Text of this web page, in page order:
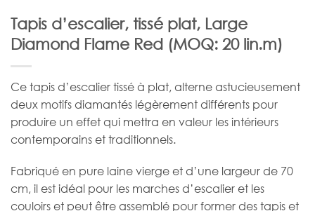
Tapis d’escalier, tissé plat, Large
Diamond Flame Red (MOQ: 20 lin.m)
Ce tapis d’escalier tissé à plat, alterne astucieusement
deux motifs diamantés légèrement différents pour
produire un effet qui mettra en valeur les intérieurs
contemporains et traditionnels.
Fabriqué en pure laine vierge et d’une largeur de 70
cm, il est idéal pour les marches d’escalier et les
couloirs et peut être assemblé pour former des tapis et